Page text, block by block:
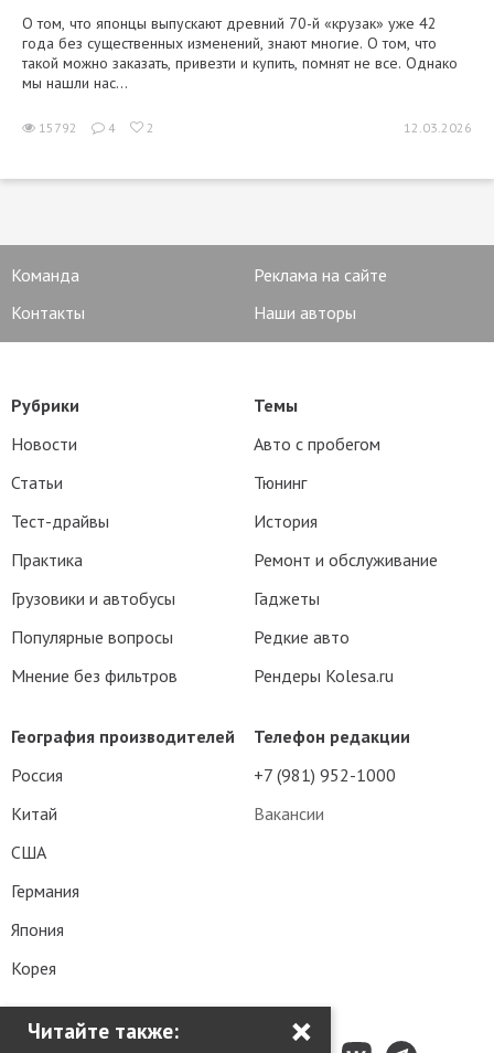
Читайте также: ×
О том, что японцы выпускают древний 70-й «крузак» уже 42
года без существенных изменений, знают многие. О том, что
такой можно заказать, привезти и купить, помнят не все. Однако
мы нашли нас...
15792 4 2 12.03.2026
Команда
Реклама на сайте
Контакты
Наши авторы
Телефон редакции
+7 (981) 952-1000
Вакансии
Рубрики
Новости
Статьи
Тест-драйвы
Практика
Грузовики и автобусы
Популярные вопросы
Мнение без фильтров
Темы
Авто с пробегом
Тюнинг
История
Ремонт и обслуживание
Гаджеты
Редкие авто
Рендеры Kolesa.ru
География производителей
Россия
Китай
США
Германия
Япония
Корея